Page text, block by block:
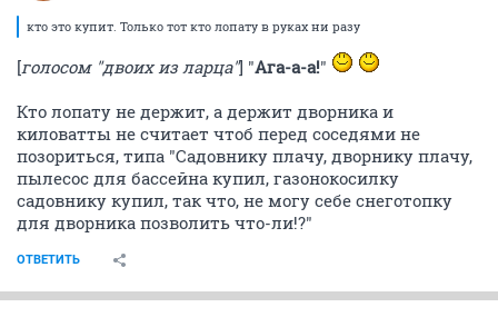
кто это купит. Только тот кто лопату в руках ни разу
[голосом "двоих из ларца"] "Ага-а-а!"
Кто лопату не держит, а держит дворника и
киловатты не считает чтоб перед соседями не
позориться, типа "Садовнику плачу, дворнику плачу,
пылесос для бассейна купил, газонокосилку
садовнику купил, так что, не могу себе снеготопку
для дворника позволить что-ли!?"
ОТВЕТИТЬ